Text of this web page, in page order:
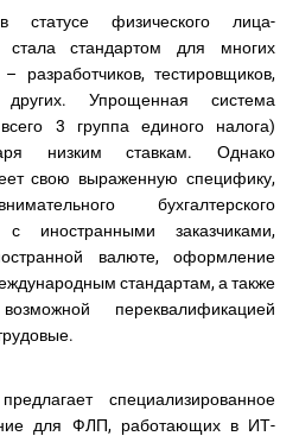
физического лица-
стандартом для многих
разработчиков, тестировщиков,
Упрощенная система
3 группа единого налога)
низким ставкам. Однако
свою выраженную специфику,
бухгалтерского
иностранными заказчиками,
валюте, оформление
стандартам, а также
переквалификацией
специализированное
для ФЛП, работающих в ИТ-